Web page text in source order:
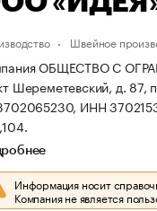
Швейное
ОБЩЕСТВО С
Шереметевский, д. 87,
ИНН
Информация носит
Компания не является